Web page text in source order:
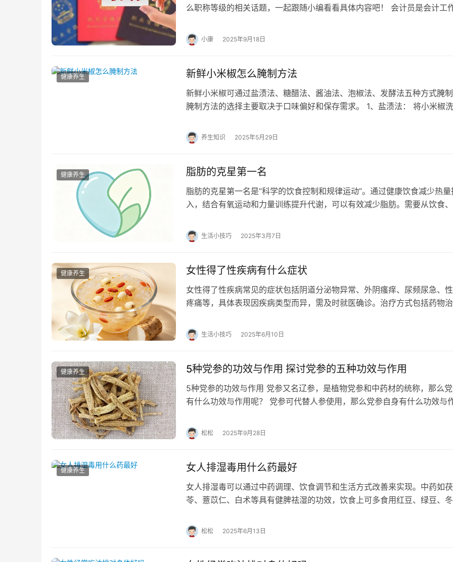
么职称等级的相关话题，一起跟随小编看看具体内容吧！ 会计员是会计工
小康 2025年9月18日
健康养生 新鲜小米椒怎么腌制方法
新鲜小米椒可通过盐渍法、糖醋法、酱油法、泡椒法、发酵法五种方式腌制
腌制方法的选择主要取决于口味偏好和保存需求。 1、盐渍法： 将小米椒
养生知识 2025年5月29日
健康养生 脂肪的克星第一名
脂肪的克星第一名是“科学的饮食控制和规律运动”。通过健康饮食减少热量
入，结合有氧运动和力量训练提升代谢，可以有效减少脂肪。需要从饮食、
生活小技巧 2025年3月7日
健康养生 女性得了性疾病有什么症状
女性得了性疾病常见的症状包括阴道分泌物异常、外阴瘙痒、尿频尿急、
疼痛等，具体表现因疾病类型而异，需及时就医确诊。治疗方式包括药物治
生活小技巧 2025年6月10日
健康养生 5种党参的功效与作用 探讨党参的五种功效与作用
5种党参的功效与作用 党参又名辽参，是植物党参和中药材的统称，那么
有什么功效与作用呢？ 党参可代替人参使用，那么党参自身有什么功效与
松松 2025年9月28日
健康养生 女人排湿毒用什么药最好
女人排湿毒可以通过中药调理、饮食调节和生活方式改善来实现。中药如茯
苓、薏苡仁、白术等具有健脾祛湿的功效，饮食上可多食用红豆、绿豆、冬
松松 2025年6月13日